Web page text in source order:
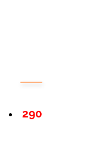
290